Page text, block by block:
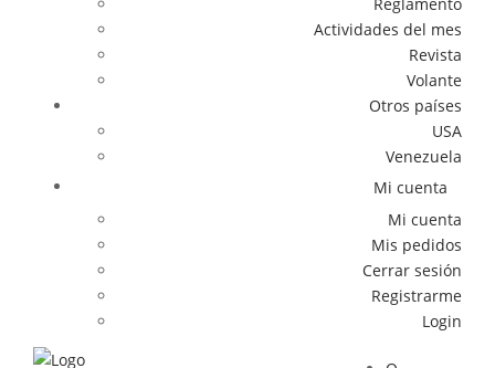
Actividades del mes
Revista
Volante
Otros países
USA
Venezuela
Mi cuenta
Mi cuenta
Mis pedidos
Cerrar sesión
Registrarme
Login